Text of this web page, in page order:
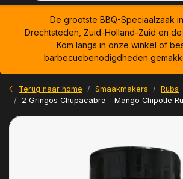
De grootste BBQ-Speciaalzaak
Drechtsteden, Zuid-Holland-Zuid en
Kom langs in onze winkel of
barbecuebenodigdheden
Terug naar home Smaakmakers
Rubs
2 Gringos Chupacabra - Mango Chipotle